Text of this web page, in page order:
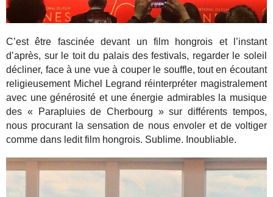
C’est être fascinée devant un film hongrois et l’instant
d’après, sur le toit du palais des festivals, regarder le soleil
décliner, face à une vue à couper le souffle, tout en écoutant
religieusement Michel Legrand réinterpréter magistralement
avec une générosité et une énergie admirables la musique
des « Parapluies de Cherbourg » sur différents tempos,
nous procurant la sensation de nous envoler et de voltiger
comme dans ledit film hongrois. Sublime. Inoubliable.